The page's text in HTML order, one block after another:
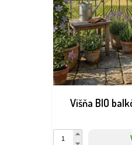
Višňa BIO